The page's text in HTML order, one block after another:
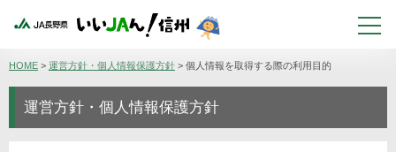
HOME > 運営方針・個人情報保護方針 > 個人情報を取得する際の利用目的
運営方針・個人情報保護方針